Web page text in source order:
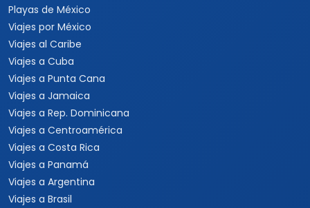
Playas de México
Viajes por México
Viajes al Caribe
Viajes a Cuba
Viajes a Punta Cana
Viajes a Jamaica
Viajes a Rep. Dominicana
Viajes a Centroamérica
Viajes a Costa Rica
Viajes a Panamá
Viajes a Argentina
Viajes a Brasil